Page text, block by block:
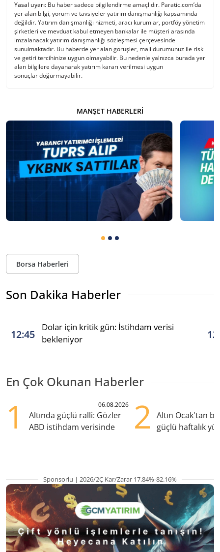
Yasal uyarı: Bu haber sadece bilgilendirme amaçlıdır. Paratic.com’da
yer alan bilgi, yorum ve tavsiyeler yatırım danışmanlığı kapsamında
değildir. Yatırım danışmanlığı hizmeti, aracı kurumlar, portföy yönetim
şirketleri ve mevduat kabul etmeyen bankalar ile müşteri arasında
imzalanacak yatırım danışmanlığı sözleşmesi çerçevesinde
sunulmaktadır. Bu haberde yer alan görüşler, mali durumunuz ile risk
ve getiri tercihinize uygun olmayabilir. Bu nedenle yalnızca burada yer
alan bilgilere dayanarak yatırım kararı verilmesi uygun
sonuçlar doğurmayabilir.
MANŞET HABERLERI
Borsa Haberleri
Son Dakika Haberler
12:45
Dolar için kritik gün: İstihdam verisi
bekleniyor
En Çok Okunan Haberler
1 06.08.2026
Altında güçlü ralli: Gözler
ABD istihdam verisinde
2
Altın Ocak'tan
güçlü haftalık
Sponsorlu | 2026/2Ç Kar/Zarar 17.84%-82.16%